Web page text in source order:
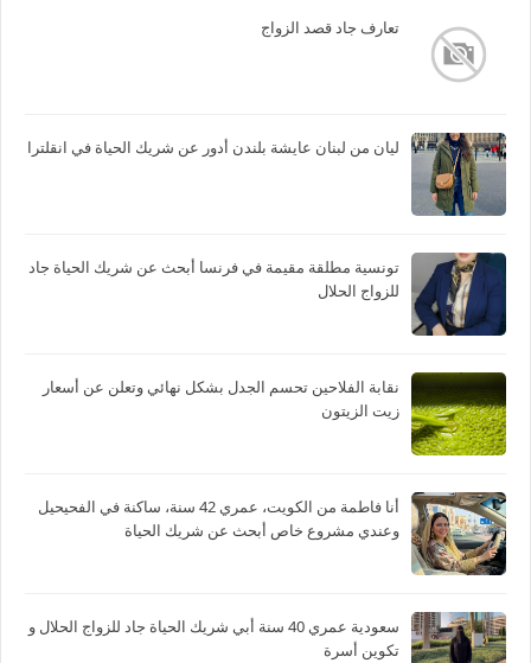
تعارف جاد قصد الزواج
ليان من لبنان عايشة بلندن أدور عن شريك الحياة في انقلترا
تونسية مطلقة مقيمة في فرنسا أبحث عن شريك الحياة جاد
للزواج الحلال
نقابة الفلاحين تحسم الجدل بشكل نهائي وتعلن عن أسعار
زيت الزيتون
أنا فاطمة من الكويت، عمري 42 سنة، ساكنة في الفحيحيل
وعندي مشروع خاص أبحث عن شريك الحياة
سعودية عمري 40 سنة أبي شريك الحياة جاد للزواج الحلال و
تكوين أسرة